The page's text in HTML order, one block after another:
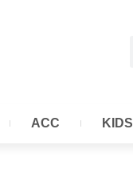
ACC KIDS